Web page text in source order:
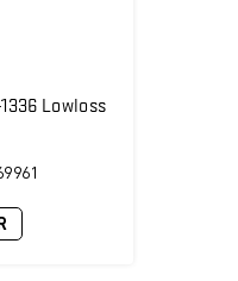
Lowloss